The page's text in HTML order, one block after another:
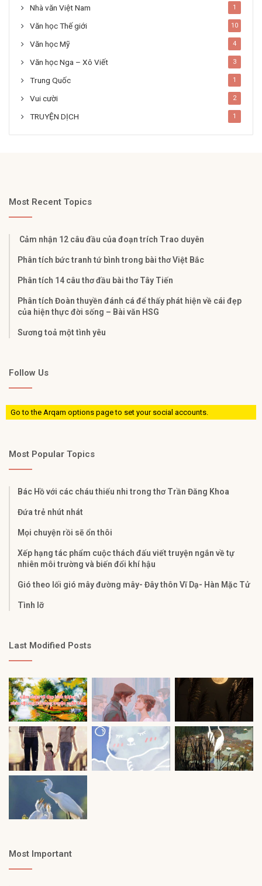
Nhà văn Việt Nam 1
Văn học Thế giới 10
Văn học Mỹ 4
Văn học Nga – Xô Viết 3
Trung Quốc 1
Vui cười 2
TRUYỆN DỊCH 1
Most Recent Topics
Cảm nhận 12 câu đầu của đoạn trích Trao duyên
Phân tích bức tranh tứ bình trong bài thơ Việt Bắc
Phân tích 14 câu thơ đầu bài thơ Tây Tiến
Phân tích Đoàn thuyền đánh cá để thấy phát hiện về cái đẹp
của hiện thực đời sống – Bài văn HSG
Sương toả một tình yêu
Follow Us
Go to the Arqam options page to set your social accounts.
Most Popular Topics
Bác Hồ với các cháu thiếu nhi trong thơ Trần Đăng Khoa
Đứa trẻ nhút nhát
Mọi chuyện rồi sẽ ổn thôi
Xếp hạng tác phẩm cuộc thách đấu viết truyện ngắn về tự
nhiên môi trường và biến đổi khí hậu
Gió theo lối gió mây đường mây- Đây thôn Vĩ Dạ- Hàn Mặc Tử
Tình lỡ
Last Modified Posts
Most Important